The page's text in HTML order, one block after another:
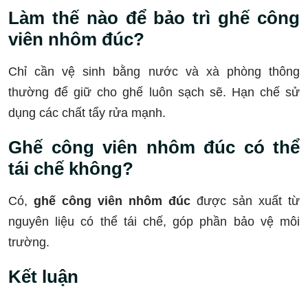
Làm thế nào để bảo trì ghế công
viên nhôm đúc?
Chỉ cần vệ sinh bằng nước và xà phòng thông
thường để giữ cho ghế luôn sạch sẽ. Hạn chế sử
dụng các chất tẩy rửa mạnh.
Ghế công viên nhôm đúc có thể
tái chế không?
Có, ghế công viên nhôm đúc được sản xuất từ
nguyên liệu có thể tái chế, góp phần bảo vệ môi
trường.
Kết luận